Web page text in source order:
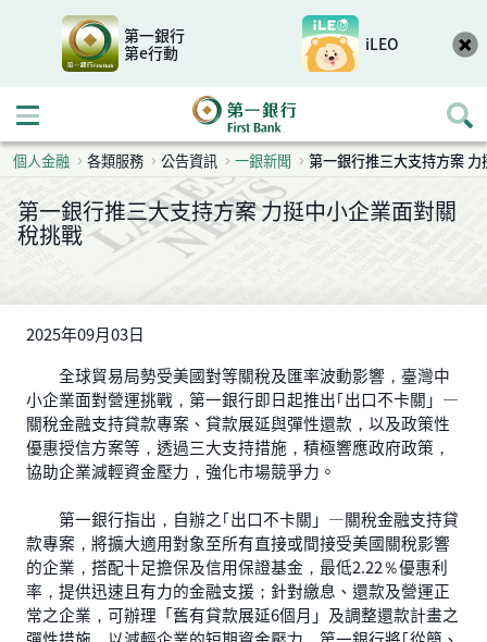
第一銀行
第e行動
iLEO
開啟行動選單
個人金融 各類服務 公告資訊 一銀新聞 第一銀行推三大支持方案
第一銀行推三大支持方案 力挺中小企業面對關
稅挑戰
2025年09月03日
全球貿易局勢受美國對等關稅及匯率波動影響，臺灣中
小企業面對營運挑戰，第一銀行即日起推出｢出口不卡關」—
關稅金融支持貸款專案、貸款展延與彈性還款，以及政策性
優惠授信方案等，透過三大支持措施，積極響應政府政策，
協助企業減輕資金壓力，強化市場競爭力。
第一銀行指出，自辦之｢出口不卡關」—關稅金融支持貸
款專案，將擴大適用對象至所有直接或間接受美國關稅影響
的企業，搭配十足擔保及信用保證基金，最低2.22％優惠利
率，提供迅速且有力的金融支援；針對繳息、還款及營運正
常之企業，可辦理「舊有貸款展延6個月」及調整還款計畫之